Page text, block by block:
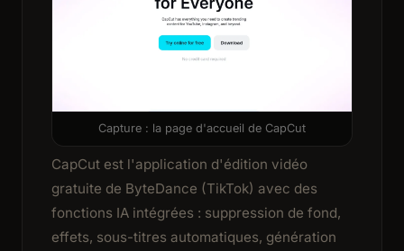
Capture : la page d'accueil de CapCut
CapCut est l'application d'édition vidéo
gratuite de ByteDance (TikTok) avec des
fonctions IA intégrées : suppression de fond,
effets, sous-titres automatiques, génération